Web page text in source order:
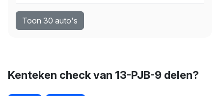
Toon 30 auto's
Kenteken check van 13-PJB-9 delen?